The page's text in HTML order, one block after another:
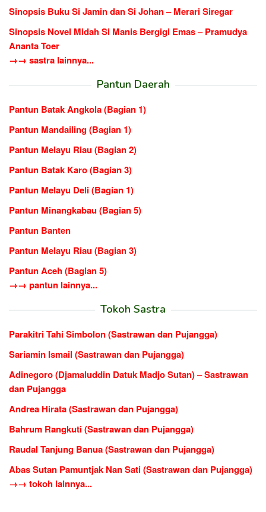
Sinopsis Buku Si Jamin dan Si Johan – Merari Siregar
Sinopsis Novel Midah Si Manis Bergigi Emas – Pramudya
Ananta Toer
→→ sastra lainnya...
Pantun Daerah
Pantun Batak Angkola (Bagian 1)
Pantun Mandailing (Bagian 1)
Pantun Melayu Riau (Bagian 2)
Pantun Batak Karo (Bagian 3)
Pantun Melayu Deli (Bagian 1)
Pantun Minangkabau (Bagian 5)
Pantun Banten
Pantun Melayu Riau (Bagian 3)
Pantun Aceh (Bagian 5)
→→ pantun lainnya...
Tokoh Sastra
Parakitri Tahi Simbolon (Sastrawan dan Pujangga)
Sariamin Ismail (Sastrawan dan Pujangga)
Adinegoro (Djamaluddin Datuk Madjo Sutan) – Sastrawan
dan Pujangga
Andrea Hirata (Sastrawan dan Pujangga)
Bahrum Rangkuti (Sastrawan dan Pujangga)
Raudal Tanjung Banua (Sastrawan dan Pujangga)
Abas Sutan Pamuntjak Nan Sati (Sastrawan dan Pujangga)
→→ tokoh lainnya...